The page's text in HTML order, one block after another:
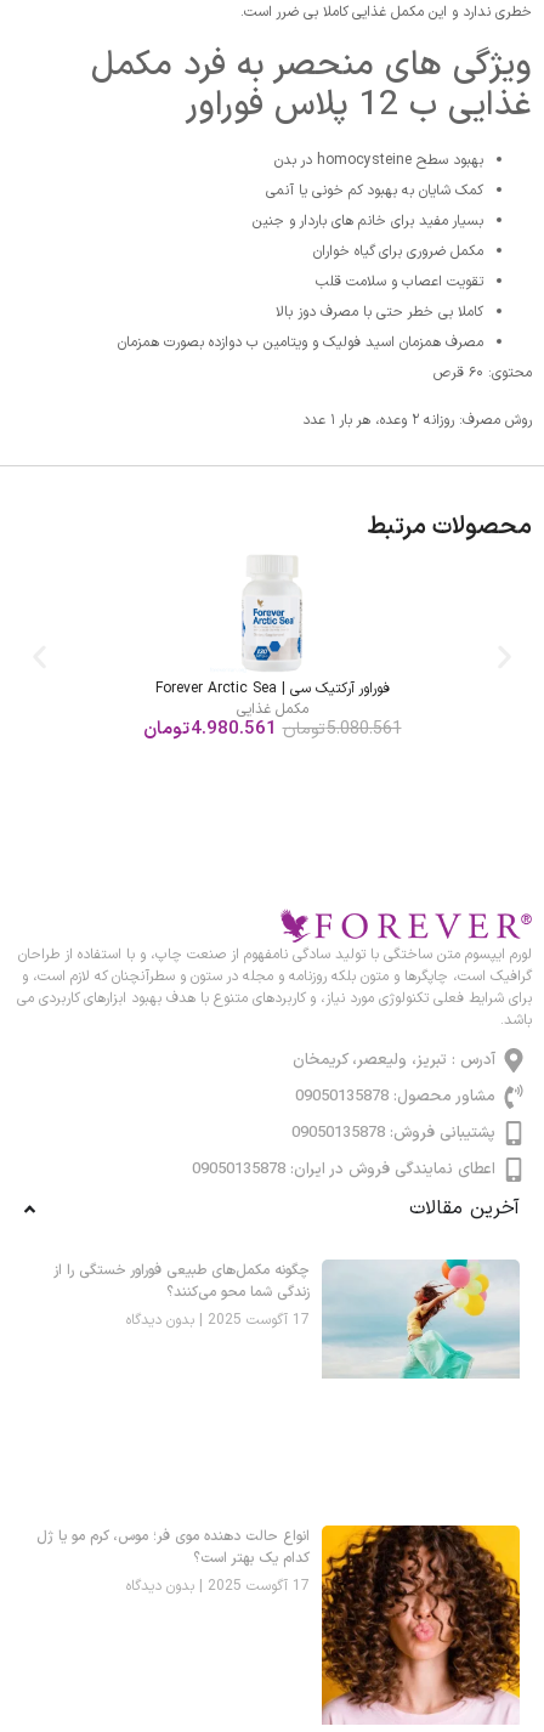
خطری ندارد و این مکمل غذایی کاملا بی ضرر است.
ویژگی های منحصر به فرد مکمل
غذایی ب 12 پلاس فوراور
بهبود سطح homocysteine در بدن
کمک شایان به بهبود کم خونی یا آنمی
بسیار مفید برای خانم های باردار و جنین
مکمل ضروری برای گیاه خواران
تقویت اعصاب و سلامت قلب
کاملا بی خطر حتی با مصرف دوز بالا
مصرف همزمان اسید فولیک و ویتامین ب دوازده بصورت همزمان
محتوی: ۶۰ قرص
روش مصرف: روزانه ۲ وعده، هر بار ۱ عدد
محصولات مرتبط
فوراور آرکتیک سى | Forever Arctic Sea
مکمل غذایی
5.080.561تومان 4.980.561تومان
لورم ایپسوم متن ساختگی با تولید سادگی نامفهوم از صنعت چاپ، و با استفاده از طراحان
گرافیک است، چاپگرها و متون بلکه روزنامه و مجله در ستون و سطرآنچنان که لازم است، و
برای شرایط فعلی تکنولوژی مورد نیاز، و کاربردهای متنوع با هدف بهبود ابزارهای کاربردی می
باشد.
آدرس : تبریز، ولیعصر، کریمخان
مشاور محصول: 09050135878
پشتیبانی فروش: 09050135878
اعطای نمایندگی فروش در ایران: 09050135878
آخرین مقالات
چگونه مکمل‌های طبیعی فوراور خستگی را از
زندگی شما محو می‌کنند؟
17 آگوست 2025
بدون دیدگاه
انواع حالت دهنده موی فر؛ موس، کرم مو یا ژل
کدام یک بهتر است؟
17 آگوست 2025
بدون دیدگاه